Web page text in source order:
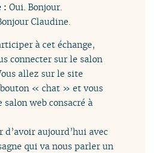
:Oui. Bonjour.
Claudine.
à cet échange,
connecter sur le salon
allez sur le site
« chat » et vous
web consacré à
aujourd’hui avec
qui va nous parler un